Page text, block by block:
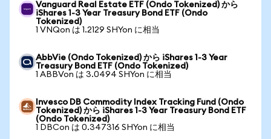
Vanguard Real Estate ETF (Ondo Tokenized) から
iShares 1-3 Year Treasury Bond ETF (Ondo
Tokenized)
1 VNQon は 1.2129 SHYon に相当
AbbVie (Ondo Tokenized) から iShares 1-3 Year
Treasury Bond ETF (Ondo Tokenized)
1 ABBVon は 3.0494 SHYon に相当
Invesco DB Commodity Index Tracking Fund (Ondo
Tokenized) から iShares 1-3 Year Treasury Bond ETF
(Ondo Tokenized)
1 DBCon は 0.347316 SHYon に相当